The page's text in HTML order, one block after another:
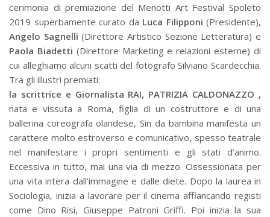
cerimonia di premiazione del Menotti Art Festival Spoleto
2019 superbamente curato da Luca Filipponi (Presidente),
Angelo Sagnelli (Direttore Artistico Sezione Letteratura) e
Paola Biadetti (Direttore Marketing e relazioni esterne) di
cui alleghiamo alcuni scatti del fotografo Silviano Scardecchia.
Tra gli illustri premiati:
la scrittrice e Giornalista RAI, PATRIZIA CALDONAZZO ,
nata e vissuta a Roma, figlia di un costruttore e di una
ballerina coreografa olandese, Sin da bambina manifesta un
carattere molto estroverso e comunicativo, spesso teatrale
nel manifestare i propri sentimenti e gli stati d’animo.
Eccessiva in tutto, mai una via di mezzo. Ossessionata per
una vita intera dall’immagine e dalle diete. Dopo la laurea in
Sociologia, inizia a lavorare per il cinema affiancando registi
come Dino Risi, Giuseppe Patroni Griffi. Poi inizia la sua